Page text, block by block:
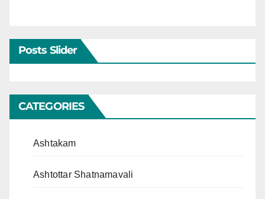
Posts Slider
CATEGORIES
Ashtakam
Ashtottar Shatnamavali